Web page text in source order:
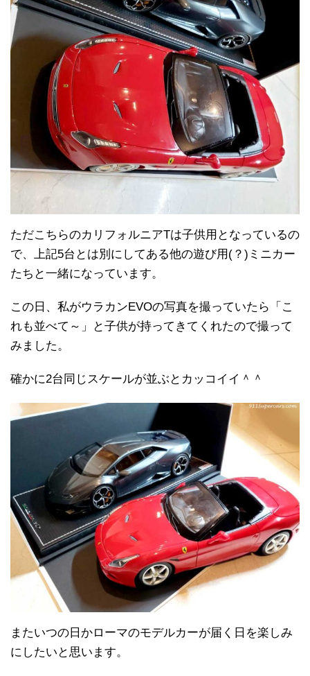
ただこちらのカリフォルニアTは子供用となっているの
で、上記5台とは別にしてある他の遊び用(？)ミニカー
たちと一緒になっています。
この日、私がウラカンEVOの写真を撮っていたら「こ
れも並べて～」と子供が持ってきてくれたので撮って
みました。
確かに2台同じスケールが並ぶとカッコイイ＾＾
またいつの日かローマのモデルカーが届く日を楽しみ
にしたいと思います。